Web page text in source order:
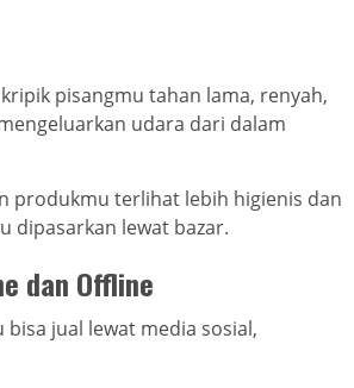
pisangmu tahan lama, renyah,
udara dari dalam
produkmu terlihat lebih higienis dan
dipasarkan lewat bazar.
dan Offline
jual lewat media sosial,